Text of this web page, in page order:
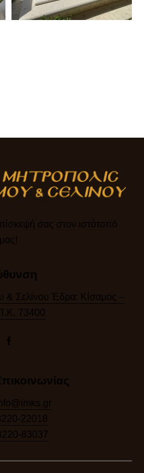
σας στον ιστότοπό
μας!​
& Σελίνου Έδρα: Κίσαμος –
73400
22018
83037